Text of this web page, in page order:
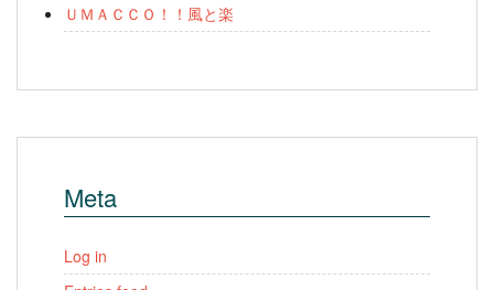
ＵＭＡＣＣＯ！！風と楽
Meta
Log in